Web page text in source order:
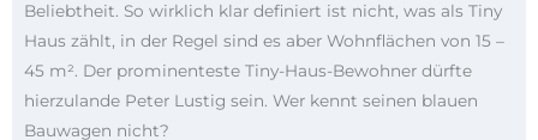
Beliebtheit. So wirklich klar definiert ist nicht, was als Tiny
Haus zählt, in der Regel sind es aber Wohnflächen von 15 –
45 m². Der prominenteste Tiny-Haus-Bewohner dürfte
hierzulande Peter Lustig sein. Wer kennt seinen blauen
Bauwagen nicht?